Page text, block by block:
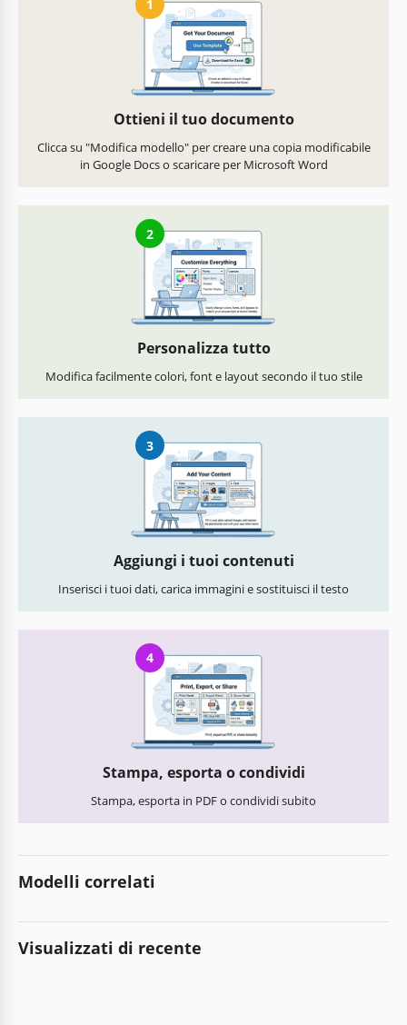
1
Ottieni il tuo documento
Clicca su "Modifica modello" per creare una copia modificabile
in Google Docs o scaricare per Microsoft Word
2
Personalizza tutto
Modifica facilmente colori, font e layout secondo il tuo stile
3
Aggiungi i tuoi contenuti
Inserisci i tuoi dati, carica immagini e sostituisci il testo
4
Stampa, esporta o condividi
Stampa, esporta in PDF o condividi subito
Modelli correlati
Visualizzati di recente